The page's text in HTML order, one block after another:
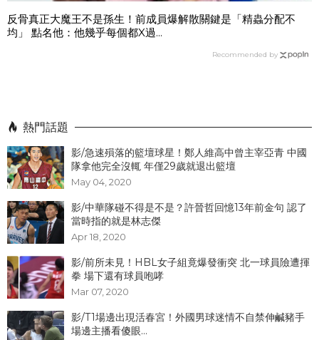
反骨真正大魔王不是孫生！前成員爆解散關鍵是「精蟲分配不
均」 點名他：他幾乎每個都X過...
Recommended by
熱門話題
影/急速殞落的籃壇球星！鄭人維高中曾主宰亞青 中國
隊拿他完全沒輒 年僅29歲就退出籃壇
May 04, 2020
影/中華隊碰不得是不是？許晉哲回憶13年前金句 認了
當時指的就是林志傑
Apr 18, 2020
影/前所未見！HBL女子組竟爆發衝突 北一球員險遭揮
拳 場下還有球員咆哮
Mar 07, 2020
影/T1場邊出現活春宮！外國男球迷情不自禁伸鹹豬手
場邊主播看傻眼...